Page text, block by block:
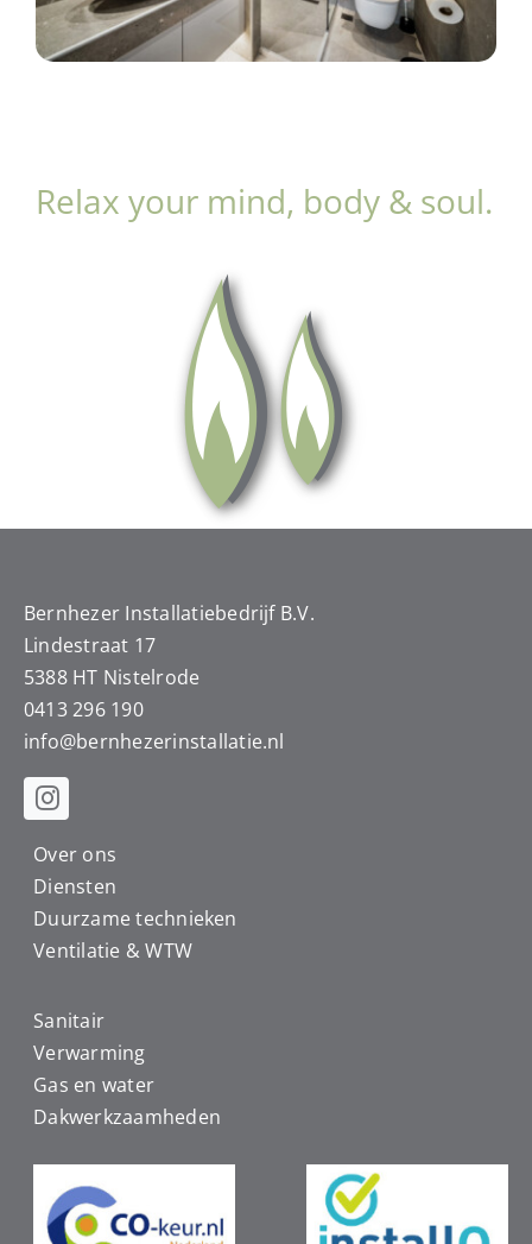
Relax your mind, body & soul.
Bernhezer Installatiebedrijf B.V.
Lindestraat 17
5388 HT Nistelrode
0413 296 190
info@bernhezerinstallatie.nl
Over ons
Diensten
Duurzame technieken
Ventilatie & WTW
Sanitair
Verwarming
Gas en water
Dakwerkzaamheden